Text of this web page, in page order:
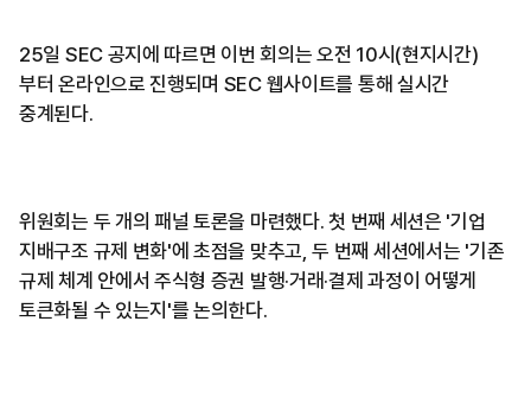
25일 SEC 공지에 따르면 이번 회의는 오전 10시(현지시간)
부터 온라인으로 진행되며 SEC 웹사이트를 통해 실시간
중계된다.
위원회는 두 개의 패널 토론을 마련했다. 첫 번째 세션은 '기업
지배구조 규제 변화'에 초점을 맞추고, 두 번째 세션에서는 '기존
규제 체계 안에서 주식형 증권 발행·거래·결제 과정이 어떻게
토큰화될 수 있는지'를 논의한다.